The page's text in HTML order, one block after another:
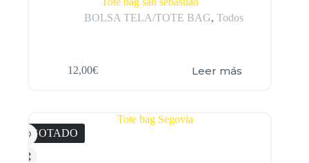
BOLSA TELA/TOTE BAG, Todos
12,00€ Leer más
AGOTADO